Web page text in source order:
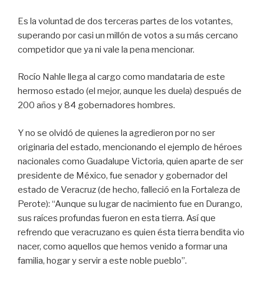
Es la voluntad de dos terceras partes de los votantes,
superando por casi un millón de votos a su más cercano
competidor que ya ni vale la pena mencionar.
Rocío Nahle llega al cargo como mandataria de este
hermoso estado (el mejor, aunque les duela) después de
200 años y 84 gobernadores hombres.
Y no se olvidó de quienes la agredieron por no ser
originaria del estado, mencionando el ejemplo de héroes
nacionales como Guadalupe Victoria, quien aparte de ser
presidente de México, fue senador y gobernador del
estado de Veracruz (de hecho, falleció en la Fortaleza de
Perote): “Aunque su lugar de nacimiento fue en Durango,
sus raíces profundas fueron en esta tierra. Así que
refrendo que veracruzano es quien ésta tierra bendita vio
nacer, como aquellos que hemos venido a formar una
familia, hogar y servir a este noble pueblo”.